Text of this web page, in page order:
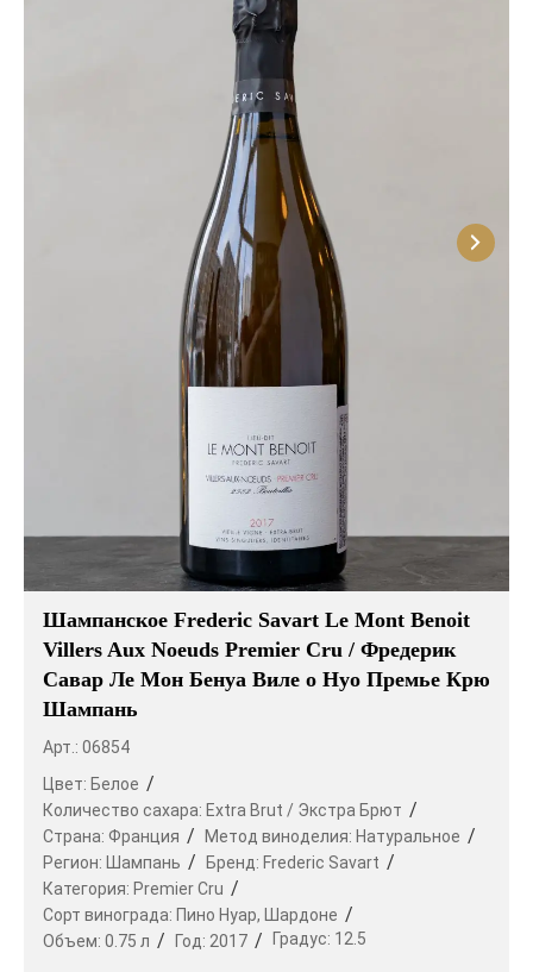
Шампанское Frederic Savart Le Mont Benoit
Villers Aux Noeuds Premier Cru / Фредерик
Савар Ле Мон Бенуа Виле о Нуо Премье Крю
Шампань
Арт.: 06854
Цвет: Белое
Количество сахара: Extra Brut / Экстра Брют
Страна: Франция Метод виноделия: Натуральное
Регион:
Шампань Бренд: Frederic Savart
Категория: Premier Cru
Сорт винограда: Пино Нуар,
Шардоне
Объем: 0.75 л Год: 2017 Градус: 12.5